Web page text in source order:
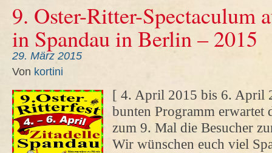
9. Oster-Ritter-Spectaculum
in Spandau in Berlin – 2015
29. März 2015
Von kortini
[ 4. April 2015 bis 6. April
bunten Programm erwartet
zum 9. Mal die Besucher
Wir wünschen euch viel